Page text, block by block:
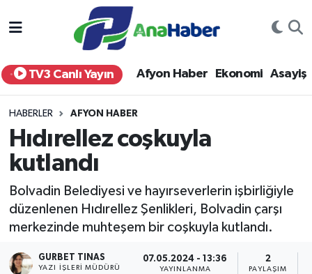
TV3 Canlı Yayın Afyon Haber Ekonomi Asayiş
HABERLER AFYON HABER
Hıdırellez coşkuyla
kutlandı
Bolvadin Belediyesi ve hayırseverlerin işbirliğiyle
düzenlenen Hıdırellez Şenlikleri, Bolvadin çarşı
merkezinde muhteşem bir coşkuyla kutlandı.
GURBET TINAS
YAZI İŞLERI MÜDÜRÜ
07.05.2024 - 13:36
YAYINLANMA
2
PAYLAŞIM
Yurt Haber
Afyon Haber
Siyaset
Spor
Eğitim
Sağlık
Afyonkarahisar Nöbetçi Eczaneler
Afyonkarahisar Hava Durumu
Afyonkarahisar Trafik Yoğunluk Haritası
Süper Lig Puan Durumu ve Fikstür
Tüm Manşetler
Son Dakika Haberleri